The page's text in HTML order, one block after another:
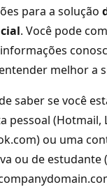
para a solução
. Você pode
melhor a
saber se você
pessoal (Hotmail,
ou uma
ou de estudante